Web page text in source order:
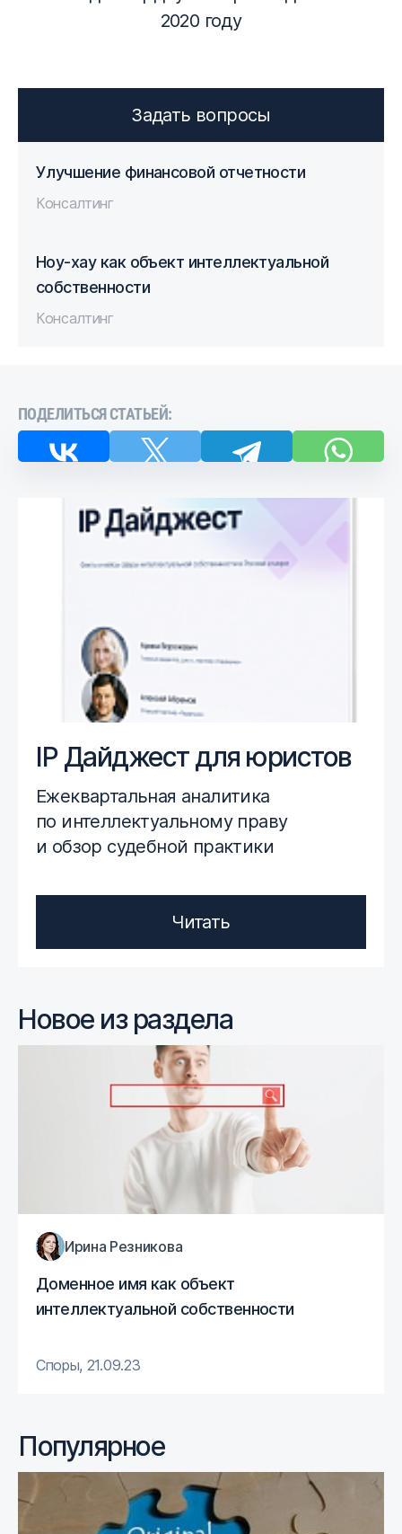
2020 году
Задать вопросы
Консалтинг
Улучшение финансовой отчетности
Консалтинг
Ноу-хау как объект интеллектуальной
собственности
ПОДЕЛИТЬСЯ СТАТЬЕЙ:
IP Дайджест для юристов
Ежеквартальная аналитика
по интеллектуальному праву
и обзор судебной практики
Читать
Новое из раздела
Доменное имя как объект
интеллектуальной собственности
Ирина Резникова
Споры, 21.09.23
Популярное